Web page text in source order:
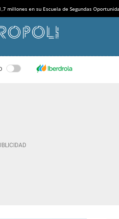
millones en su Escuela de Segundas